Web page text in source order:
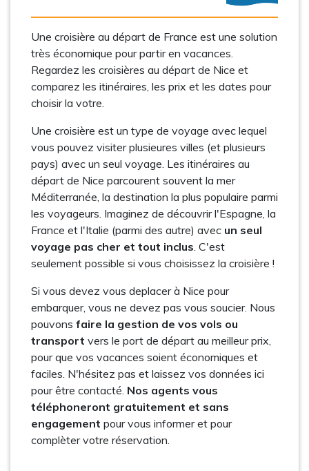
Une croisière au départ de France est une solution
très économique pour partir en vacances.
Regardez les croisières au départ de Nice et
comparez les itinéraires, les prix et les dates pour
choisir la votre.
Une croisière est un type de voyage avec lequel
vous pouvez visiter plusieures villes (et plusieurs
pays) avec un seul voyage. Les itinéraires au
départ de Nice parcourent souvent la mer
Méditerranée, la destination la plus populaire parmi
les voyageurs. Imaginez de découvrir l'Espagne, la
France et l'Italie (parmi des autre) avec un seul
voyage pas cher et tout inclus. C'est
seulement possible si vous choisissez la croisière !
Si vous devez vous deplacer à Nice pour
embarquer, vous ne devez pas vous soucier. Nous
pouvons faire la gestion de vos vols ou
transport vers le port de départ au meilleur prix,
pour que vos vacances soient économiques et
faciles. N'hésitez pas et laissez vos données ici
pour être contacté. Nos agents vous
téléphoneront gratuitement et sans
engagement pour vous informer et pour
complèter votre réservation.